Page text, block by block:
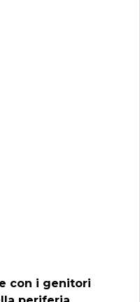
con i genitori